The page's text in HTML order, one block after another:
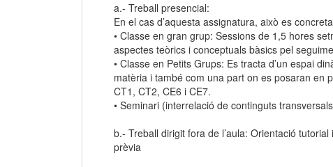
a.- Treball presencial:
En el cas d’aquesta assignatura, això es
• Classe en gran grup: Sessions de 1,5 hores
aspectes teòrics i conceptuals bàsics pel
• Classe en Petits Grups: Es tracta d’un espai
matèria i també com una part on es posaran en
CT1, CT2, CE6 i CE7.
• Seminari (interrelació de continguts
b.- Treball dirigit fora de l’aula: Orientació
prèvia